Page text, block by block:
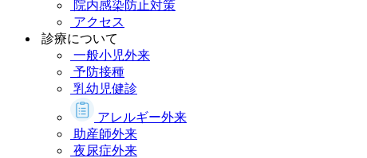
院内感染防止対策
アクセス
診療について
一般小児外来
予防接種
乳幼児健診
アレルギー外来
助産師外来
夜尿症外来